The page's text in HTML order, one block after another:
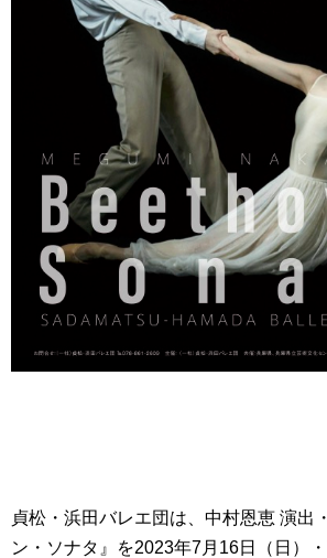
貞松・浜田バレエ団は、中村恩恵 演出
ン・ソナタ』を2023年7月16日（日）